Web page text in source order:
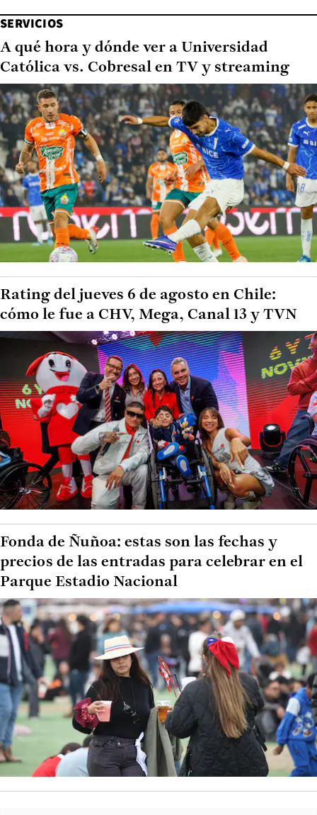
SERVICIOS
A qué hora y dónde ver a Universidad
Católica vs. Cobresal en TV y streaming
Rating del jueves 6 de agosto en Chile:
cómo le fue a CHV, Mega, Canal 13 y TVN
Fonda de Ñuñoa: estas son las fechas y
precios de las entradas para celebrar en el
Parque Estadio Nacional